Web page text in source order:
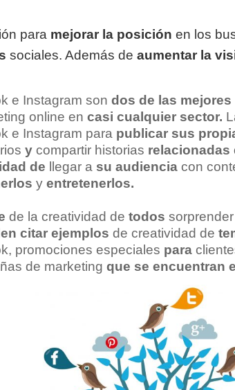
para mejorar la posición en los
sociales. Además deaumentar la
e Instagram sondos de las mejores
online encasi cualquier sector.
e Instagram para publicar sus
y compartir historias relacionadas
de llegar a su audiencia con
yentretenerlos.
de la creatividad detodos
citar ejemplos de creatividad de
promociones especiales para
de marketingque se encuentran